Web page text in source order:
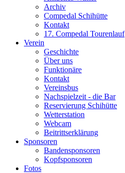
Archiv
Compedal Schihütte
Kontakt
17. Compedal Tourenlauf
Verein
Geschichte
Über uns
Funktionäre
Kontakt
Vereinsbus
Nachspielzeit - die Bar
Reservierung Schihütte
Wetterstation
Webcam
Beitrittserklärung
Sponsoren
Bandensponsoren
Kopfsponsoren
Fotos